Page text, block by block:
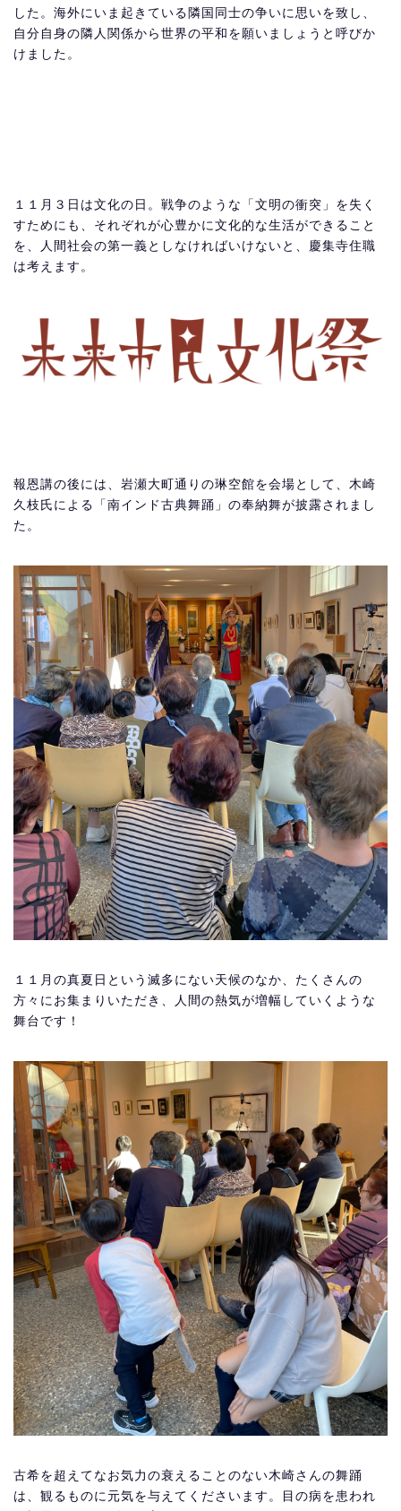
した。海外にいま起きている隣国同士の争いに思いを致し、
自分自身の隣人関係から世界の平和を願いましょうと呼びか
けました。
１１月３日は文化の日。戦争のような「文明の衝突」を失く
すためにも、それぞれが心豊かに文化的な生活ができること
を、人間社会の第一義としなければいけないと、慶集寺住職
は考えます。
報恩講の後には、岩瀬大町通りの琳空館を会場として、木崎
久枝氏による「南インド古典舞踊」の奉納舞が披露されまし
た。
１１月の真夏日という滅多にない天候のなか、たくさんの
方々にお集まりいただき、人間の熱気が増幅していくような
舞台です！
古希を超えてなお気力の衰えることのない木崎さんの舞踊
は、観るものに元気を与えてくださいます。目の病を患われ